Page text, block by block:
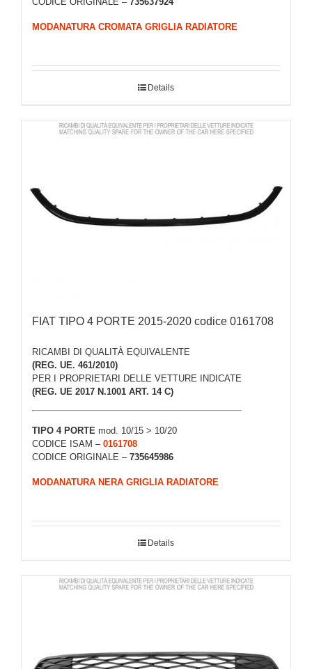
MODANATURA CROMATA GRIGLIA RADIATORE
Details
FIAT TIPO 4 PORTE 2015-2020 codice 0161708
RICAMBI DI QUALITÀ EQUIVALENTE
(REG. UE. 461/2010)
PER I PROPRIETARI DELLE VETTURE INDICATE
(REG. UE 2017 N.1001 ART. 14 C)
TIPO 4 PORTE mod. 10/15 > 10/20
CODICE ISAM – 0161708
CODICE ORIGINALE – 735645986
MODANATURA NERA GRIGLIA RADIATORE
Details